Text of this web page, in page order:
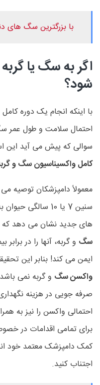
با بزرگترین سگ های
اگر به سگ یا
شود؟
با اینکه انجام یک دوره
احتمال سلامت و طول عمر
سوالی که پیش می آید این
کامل واکسیناسیون سگ و
معمولاً دامپزشکان توصیه
سنین 7 یا 10
های جدید نشان می دهد
سگ
ایمن می کند! بنابر این
واکسن سگ و گربه نمی
صرفه جویی در هزینه
احتمالی واکسن را نیز به
برای تمامی اقدامات در
کمک دامپزشک معتمد خود
اجتناب کنید.